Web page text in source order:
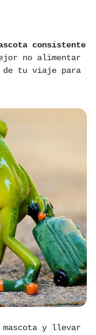
consistente
no alimentar
de tu viaje para
mascota y llevar